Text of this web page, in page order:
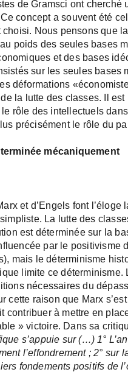
de Gramsci ont
concept a souvent été
choisi. Nous pensons que
poids des seules bases
et des bases
sur les seules bases
déformations
la lutte des classes. Il
rôle des intellectuels
précisément le rôle du
mécaniquement
et d’Engels font
simpliste. La lutte des
est déterminée sur la
par le positivisme
mais le déterminisme
limite ce
nécessaires du
cette raison que Marx
contribuer à mettre en
» victoire. Dans sa
s’appuie sur (…) 1°
l’effondrement ; 2°
fondements positifs de